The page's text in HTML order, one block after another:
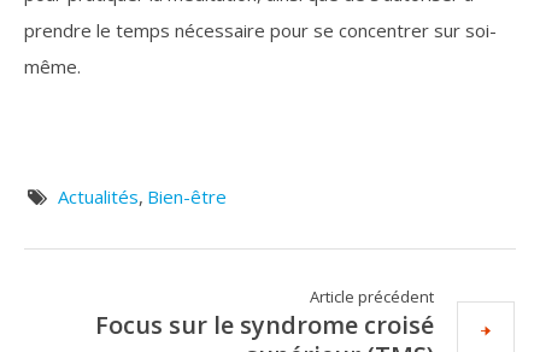
prendre le temps nécessaire pour se concentrer sur soi-
même.
Actualités, Bien-être
Article précédent
Focus sur le syndrome croisé